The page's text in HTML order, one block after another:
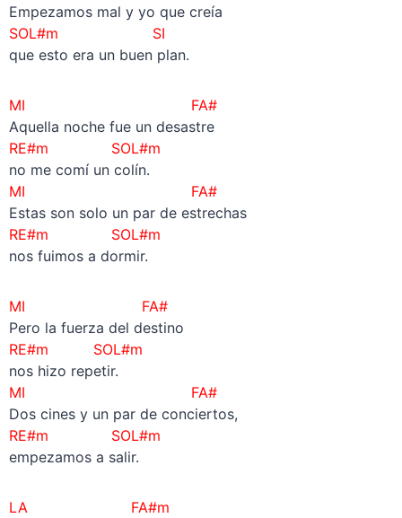
Empezamos mal y yo que creía
SOL#m
SI
que esto era un buen plan.
MI FA#
Aquella noche fue un desastre
RE#m SOL#m
no me comí un colín.
MI FA#
Estas son solo un par de estrechas
RE#m SOL#m
nos fuimos a dormir.
MI FA#
Pero la fuerza del destino
RE#m SOL#m
nos hizo repetir.
MI FA#
Dos cines y un par de conciertos,
RE#m SOL#m
empezamos a salir.
LA FA#m